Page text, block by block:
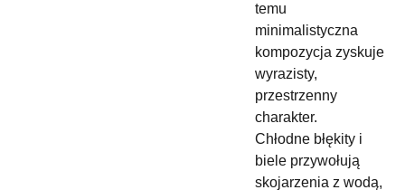
temu
minimalistyczna
kompozycja zyskuje
wyrazisty,
przestrzenny
charakter.
Chłodne błękity i
biele przywołują
skojarzenia z wodą,